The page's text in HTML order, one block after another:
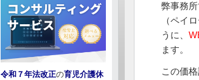
弊事務
（ペイ
うに、
ます。
この価格
令和７年法改正の育児介護休